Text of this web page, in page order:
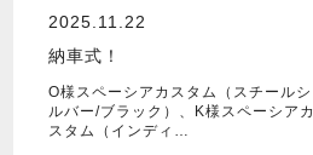
2025.11.22
納車式！
O様スペーシアカスタム（スチールシ
ルバー/ブラック）、K様スペーシアカ
スタム（インディ…